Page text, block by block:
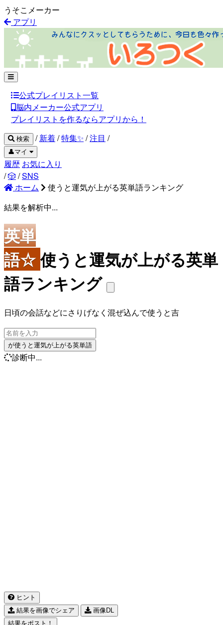
うそこメーカー
アプリ
公式プレイリスト一覧
脳内メーカー公式アプリ
プレイリストを作るならアプリから！
検索 / 新着/特集✨ /注目 /
👤マイ
履歴 お気に入り
/🎲 /SNS
ホーム
使うと運気が上がる英単語ランキング
結果を解析中...
英単
語☆使うと運気が上がる英単
語ランキング
日頃の会話などにさりげなく混ぜ込んで使うと吉
が使うと運気が上がる英単語
診断中...
ヒント
結果を画像でシェア
画像DL
結果をポスト！